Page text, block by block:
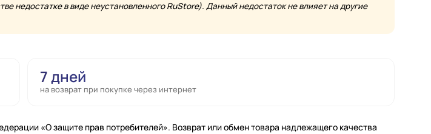
недостатке в виде неустановленного RuStore). Данный недостаток не влияет на другие
7 дней
на возврат при покупке через интернет
«О защите прав потребителей». Возврат или обмен товара надлежащего качества